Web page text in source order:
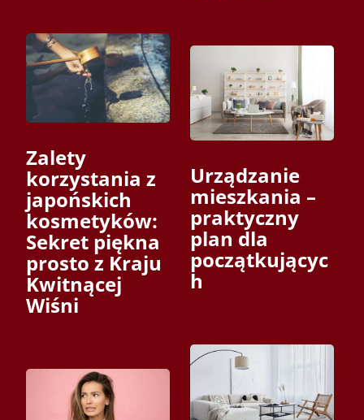
Zalety
korzystania z
japońskich
kosmetyków:
Sekret piękna
prosto z Kraju
Kwitnącej
Wiśni
Urządzanie
mieszkania –
praktyczny
plan dla
początkującyc
h